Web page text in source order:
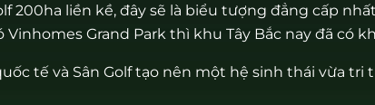
200ha liền kề, đây sẽ là biểu tượng đẳng cấp
Grand Park thì khu Tây Bắc nay đã có
tế và Sân Golf tạo nên một hệ sinh thái vừa tri